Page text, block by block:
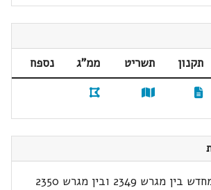
תקנון תשריט ממ"ג
נספח
1.איחוד וחלוקה מחדש בין מגרש 2349 ובין מגרש 2350